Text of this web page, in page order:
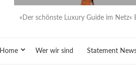
«Der schönste Luxury Guide im
Home Wer wir sind Statement